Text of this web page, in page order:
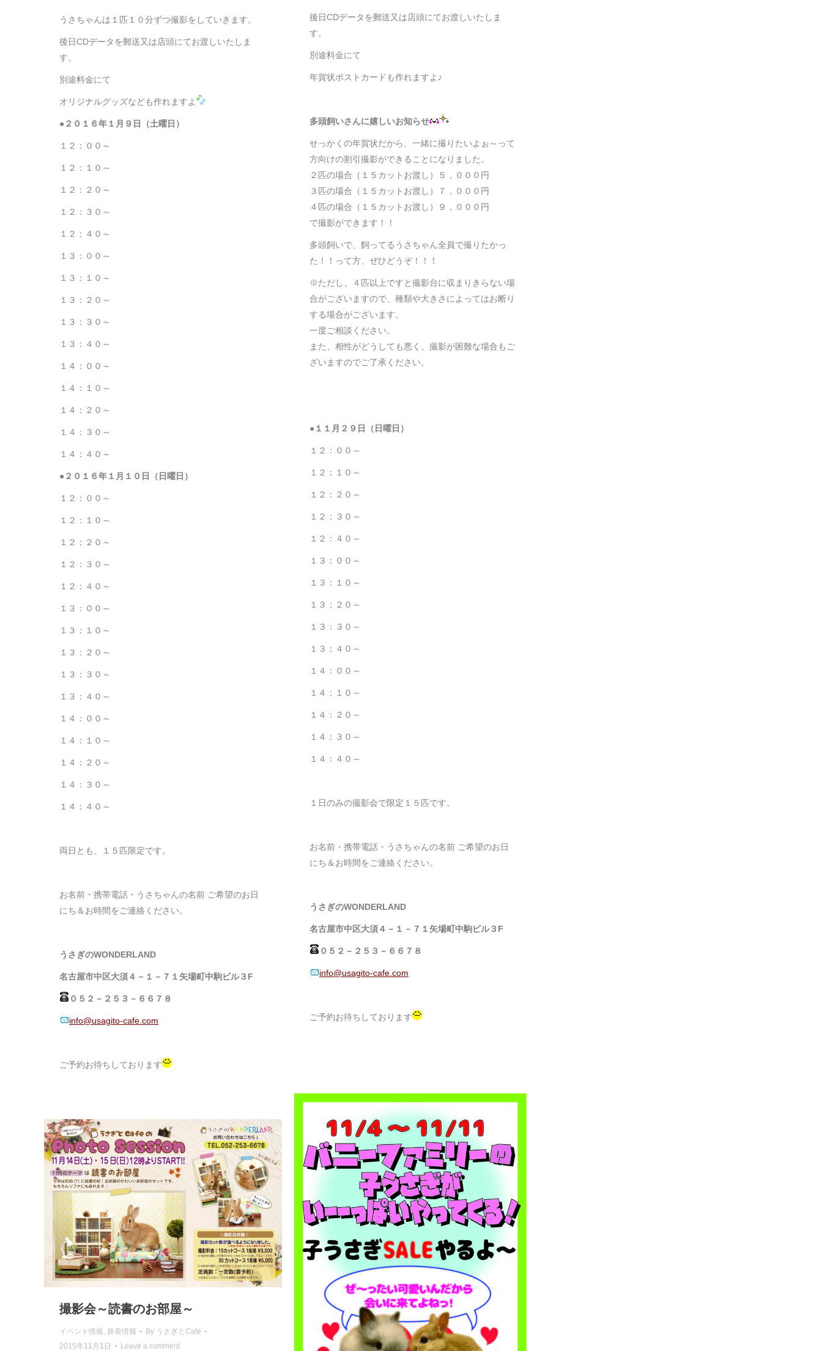
うさちゃんは１匹１０分ずつ撮影をしていきます。
後日CDデータを郵送又は店頭にてお渡しいたしま
す。
別途料金にて
オリジナルグッズなども作れますよ
●２０１６年１月９日（土曜日）
１２：００～
１２：１０～
１２：２０～
１２：３０～
１２：４０～
１３：００～
１３：１０～
１３：２０～
１３：３０～
１３：４０～
１４：００～
１４：１０～
１４：２０～
１４：３０～
１４：４０～
●２０１６年１ 月１０日（日曜日）
１２：００～
１２：１０～
１２：２０～
１２：３０～
１２：４０～
１３：００～
１３：１０～
１３：２０～
１３：３０～
１３：４０～
１４：００～
１４：１０～
１４：２０～
１４：３０～
１４：４０～
両日とも、１５匹限定です。
お名前・携帯電話・うさちゃんの名前 ご希望のお日
にち＆お時間をご連絡ください。
うさぎのWONDERLAND
名古屋市中区大須４－１－７１矢場町中駒ビル３F
０５２－２５３－６６７８
info@usagito-cafe.com
ご予約お待ちしております
後日CDデータを郵送又は店頭にてお渡しいたしま
す。
別途料金にて
年賀状ポストカードも作れますよ♪
多頭飼いさんに嬉しいお知らせ
せっかくの年賀状だから、一緒に撮りたいよぉ～って
方向けの割引撮影ができることになりました。
２匹の場合（１５カットお渡し）５，０００円
３匹の場合（１５カットお渡し）７，０００円
４匹の場合（１５カットお渡し）９，０００円
で撮影ができます！！
多頭飼いで、飼ってるうさちゃん全員で撮りたかっ
た！！って方、ぜひどうぞ！！！
※ただし、４匹以上ですと撮影台に収まりきらない場
合がございますので、種類や大きさによってはお断り
する場合がございます。
一度ご相談ください。
また、相性がどうしても悪く、撮影が困難な場合もご
ざいますのでご了承ください。
●１１ 月２９日（日曜日）
１２：００～
１２：１０～
１２：２０～
１２：３０～
１２：４０～
１３：００～
１３：１０～
１３：２０～
１３：３０～
１３：４０～
１４：００～
１４：１０～
１４：２０～
１４：３０～
１４：４０～
１日のみの撮影会で限定１５匹です。
お名前・携帯電話・うさちゃんの名前 ご希望のお日
にち＆お時間をご連絡ください。
うさぎのWONDERLAND
名古屋市中区大須４－１－７１矢場町中駒ビル３F
０５２－２５３－６６７８
info@usagito-cafe.com
ご予約お待ちしております
撮影会～読書のお部屋～
イベント情報, 新着情報 By うさぎとCafe
2015年11月1日
Leave a comment